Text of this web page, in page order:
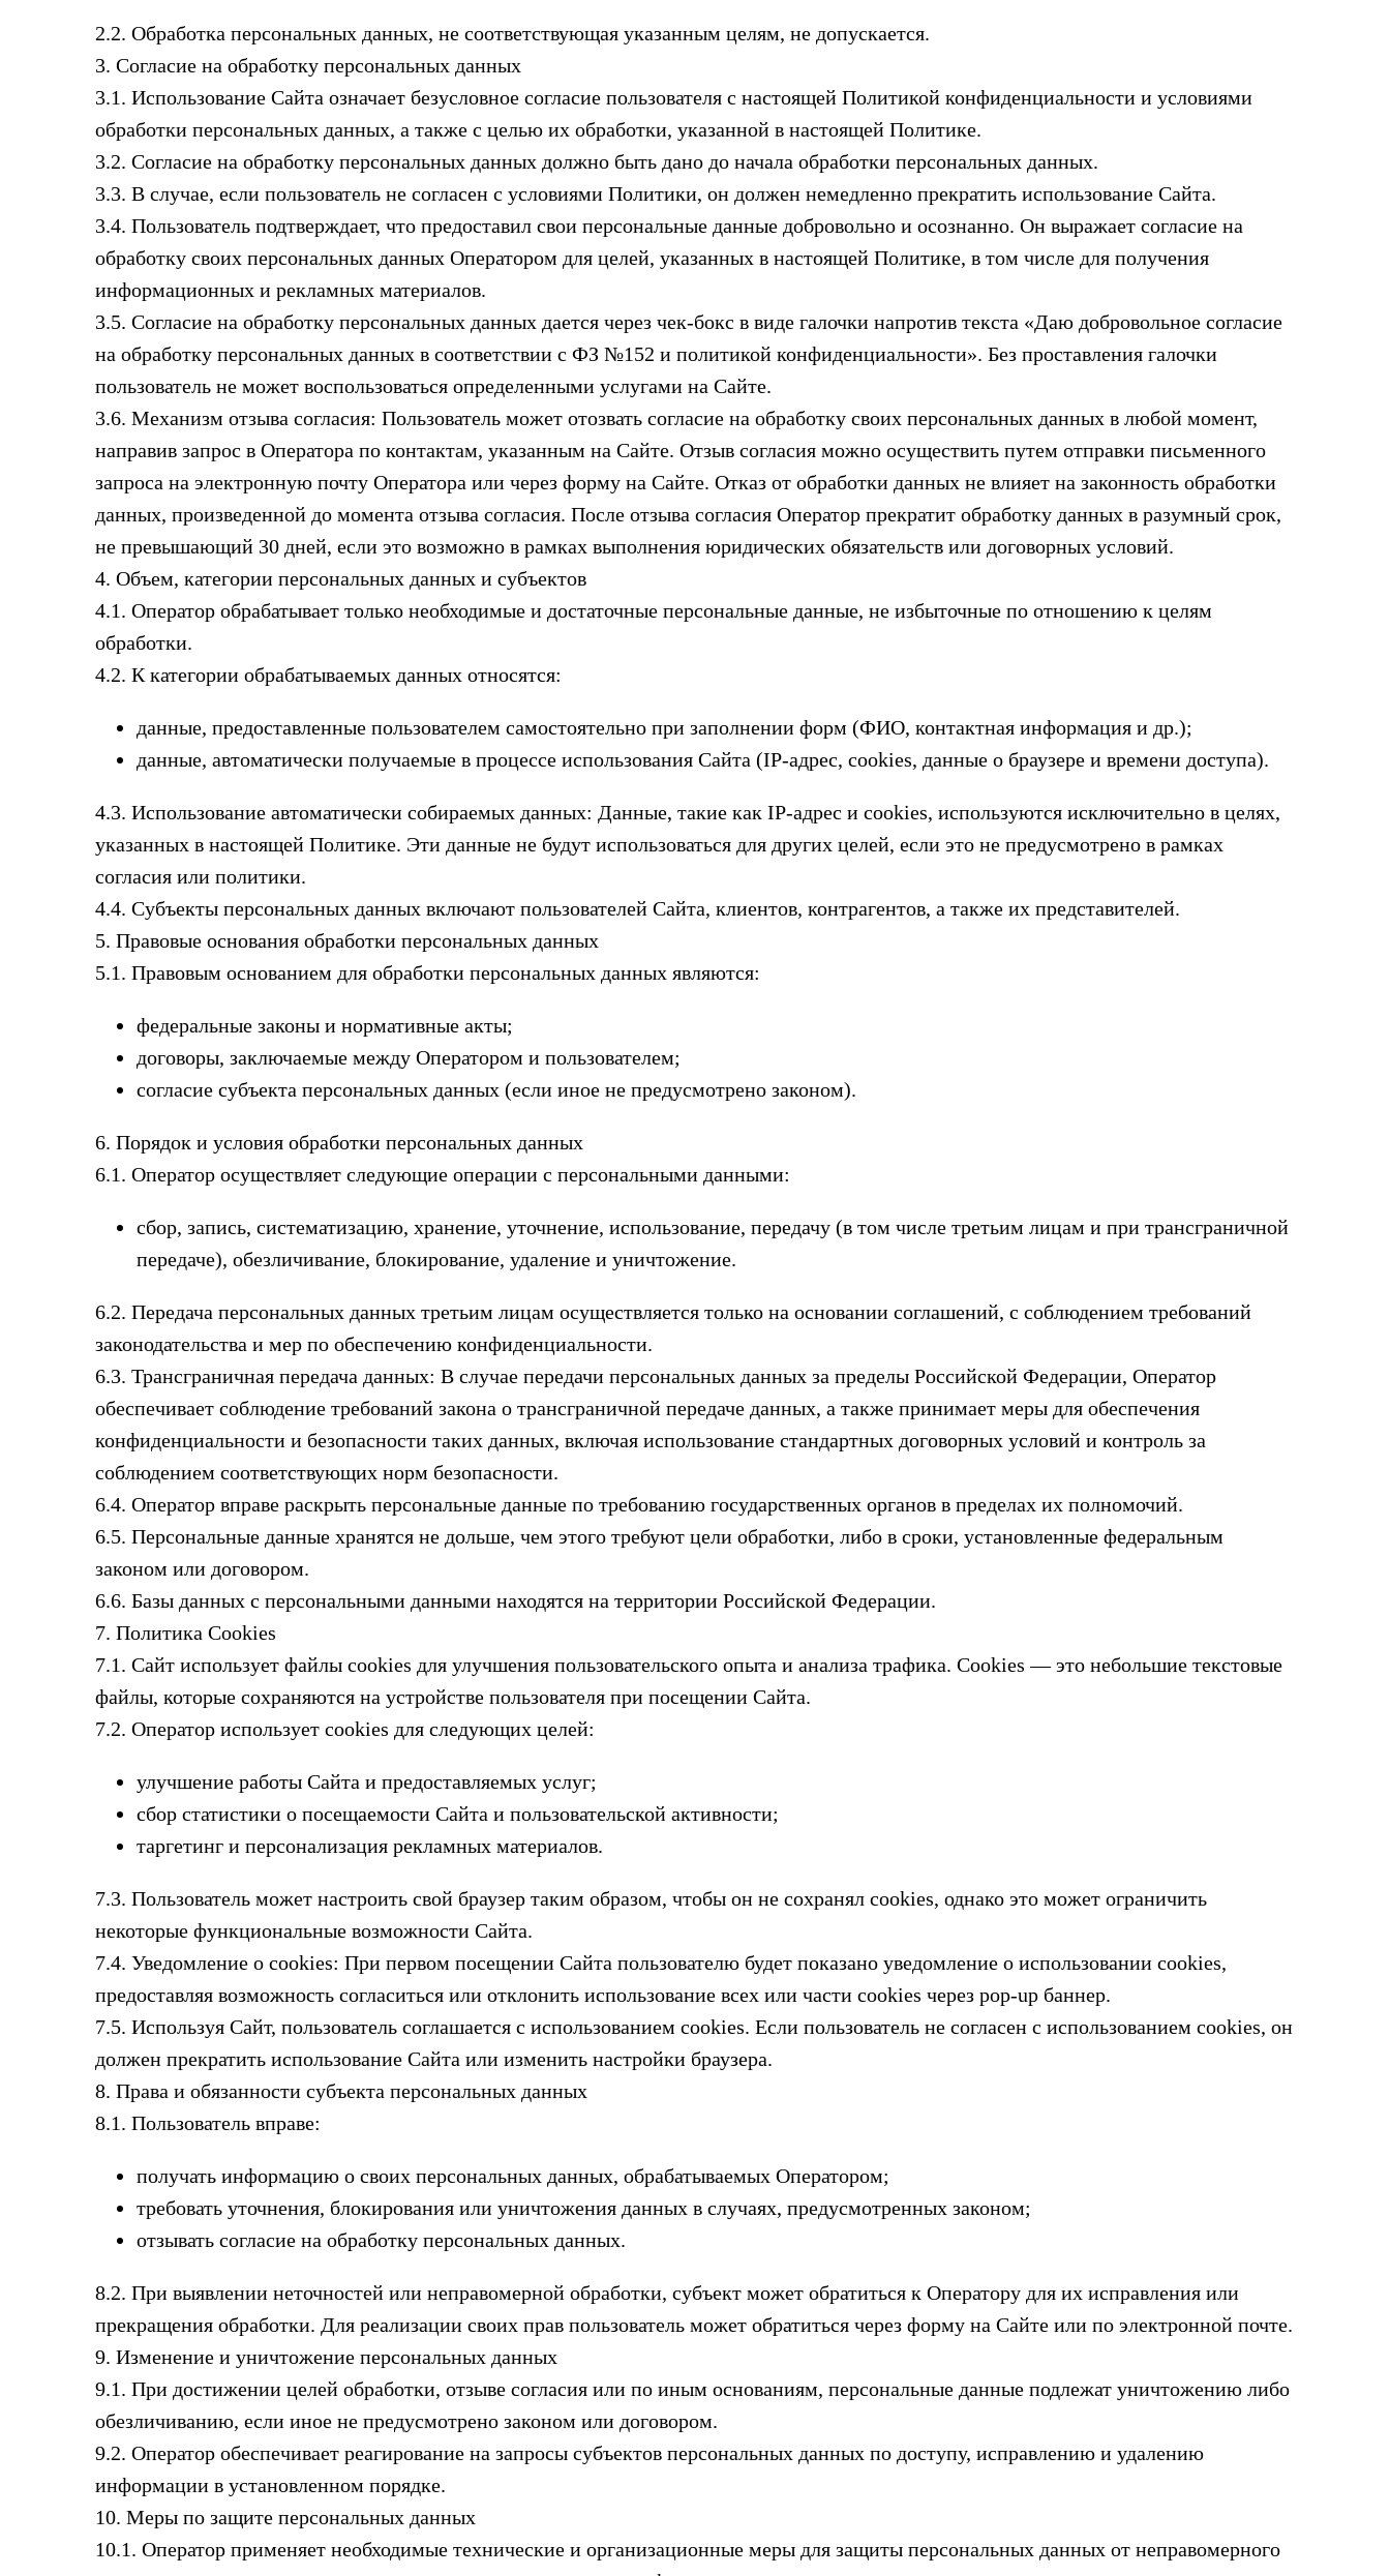
2.2. Обработка персональных данных, не соответствующая указанным целям, не допускается.
3. Согласие на обработку персональных данных
3.1. Использование Сайта означает безусловное согласие пользователя с настоящей Политикой конфиденциальности и условиями
обработки персональных данных, а также с целью их обработки, указанной в настоящей Политике.
3.2. Согласие на обработку персональных данных должно быть дано до начала обработки персональных данных.
3.3. В случае, если пользователь не согласен с условиями Политики, он должен немедленно прекратить использование Сайта.
3.4. Пользователь подтверждает, что предоставил свои персональные данные добровольно и осознанно. Он выражает согласие на
обработку своих персональных данных Оператором для целей, указанных в настоящей Политике, в том числе для получения
информационных и рекламных материалов.
3.5. Согласие на обработку персональных данных дается через чек-бокс в виде галочки напротив текста «Даю добровольное согласие
на обработку персональных данных в соответствии с ФЗ №152 и политикой конфиденциальности». Без проставления галочки
пользователь не может воспользоваться определенными услугами на Сайте.
3.6. Механизм отзыва согласия: Пользователь может отозвать согласие на обработку своих персональных данных в любой момент,
направив запрос в Оператора по контактам, указанным на Сайте. Отзыв согласия можно осуществить путем отправки письменного
запроса на электронную почту Оператора или через форму на Сайте. Отказ от обработки данных не влияет на законность обработки
данных, произведенной до момента отзыва согласия. После отзыва согласия Оператор прекратит обработку данных в разумный срок,
не превышающий 30 дней, если это возможно в рамках выполнения юридических обязательств или договорных условий.
4. Объем, категории персональных данных и субъектов
4.1. Оператор обрабатывает только необходимые и достаточные персональные данные, не избыточные по отношению к целям
обработки.
4.2. К категории обрабатываемых данных относятся:
данные, предоставленные пользователем самостоятельно при заполнении форм (ФИО, контактная информация и др.);
данные, автоматически получаемые в процессе использования Сайта (IP-адрес, cookies, данные о браузере и времени доступа).
4.3. Использование автоматически собираемых данных: Данные, такие как IP-адрес и cookies, используются исключительно в целях,
указанных в настоящей Политике. Эти данные не будут использоваться для других целей, если это не предусмотрено в рамках
согласия или политики.
4.4. Субъекты персональных данных включают пользователей Сайта, клиентов, контрагентов, а также их представителей.
5. Правовые основания обработки персональных данных
5.1. Правовым основанием для обработки персональных данных являются:
федеральные законы и нормативные акты;
договоры, заключаемые между Оператором и пользователем;
согласие субъекта персональных данных (если иное не предусмотрено законом).
6. Порядок и условия обработки персональных данных
6.1. Оператор осуществляет следующие операции с персональными данными:
сбор, запись, систематизацию, хранение, уточнение, использование, передачу (в том числе третьим лицам и при трансграничной
передаче), обезличивание, блокирование, удаление и уничтожение.
6.2. Передача персональных данных третьим лицам осуществляется только на основании соглашений, с соблюдением требований
законодательства и мер по обеспечению конфиденциальности.
6.3. Трансграничная передача данных: В случае передачи персональных данных за пределы Российской Федерации, Оператор
обеспечивает соблюдение требований закона о трансграничной передаче данных, а также принимает меры для обеспечения
конфиденциальности и безопасности таких данных, включая использование стандартных договорных условий и контроль за
соблюдением соответствующих норм безопасности.
6.4. Оператор вправе раскрыть персональные данные по требованию государственных органов в пределах их полномочий.
6.5. Персональные данные хранятся не дольше, чем этого требуют цели обработки, либо в сроки, установленные федеральным
законом или договором.
6.6. Базы данных с персональными данными находятся на территории Российской Федерации.
7. Политика Cookies
7.1. Сайт использует файлы cookies для улучшения пользовательского опыта и анализа трафика. Cookies — это небольшие текстовые
файлы, которые сохраняются на устройстве пользователя при посещении Сайта.
7.2. Оператор использует cookies для следующих целей:
улучшение работы Сайта и предоставляемых услуг;
сбор статистики о посещаемости Сайта и пользовательской активности;
таргетинг и персонализация рекламных материалов.
7.3. Пользователь может настроить свой браузер таким образом, чтобы он не сохранял cookies, однако это может ограничить
некоторые функциональные возможности Сайта.
7.4. Уведомление о cookies: При первом посещении Сайта пользователю будет показано уведомление о использовании cookies,
предоставляя возможность согласиться или отклонить использование всех или части cookies через pop-up баннер.
7.5. Используя Сайт, пользователь соглашается с использованием cookies. Если пользователь не согласен с использованием cookies, он
должен прекратить использование Сайта или изменить настройки браузера.
8. Права и обязанности субъекта персональных данных
8.1. Пользователь вправе:
получать информацию о своих персональных данных, обрабатываемых Оператором;
требовать уточнения, блокирования или уничтожения данных в случаях, предусмотренных законом;
отзывать согласие на обработку персональных данных.
8.2. При выявлении неточностей или неправомерной обработки, субъект может обратиться к Оператору для их исправления или
прекращения обработки. Для реализации своих прав пользователь может обратиться через форму на Сайте или по электронной почте.
9. Изменение и уничтожение персональных данных
9.1. При достижении целей обработки, отзыве согласия или по иным основаниям, персональные данные подлежат уничтожению либо
обезличиванию, если иное не предусмотрено законом или договором.
9.2. Оператор обеспечивает реагирование на запросы субъектов персональных данных по доступу, исправлению и удалению
информации в установленном порядке.
10. Меры по защите персональных данных
10.1. Оператор применяет необходимые технические и организационные меры для защиты персональных данных от неправомерного